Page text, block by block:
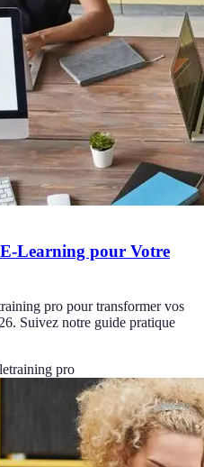
Learning pour Votre
pro pour transformer vos
Suivez notre guide pratique
training pro